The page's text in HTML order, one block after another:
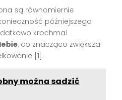
są równomiernie
późniejszego
krochmal
, co znacząco zwiększa
[1].
można sadzić